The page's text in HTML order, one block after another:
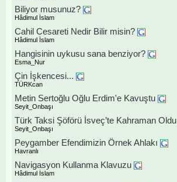
Biliyor musunuz?
Hâdimul İslam
Cahil Cesareti Nedir Bilir misin?
Hâdimul İslam
Hangisinin uykusu sana benziyor?
Esma_Nur
Çin İşkencesi...
TÜRKcan
Metin Sertoğlu Oğlu Erdim'e Kavuştu
Seyit_Onbaşı
Türk Taksi Şöförü İsveç’te Kahraman Oldu
Seyit_Onbaşı
Peygamber Efendimizin Örnek Ahlakı
Havranlı
Navigasyon Kullanma Klavuzu
Hâdimul İslam